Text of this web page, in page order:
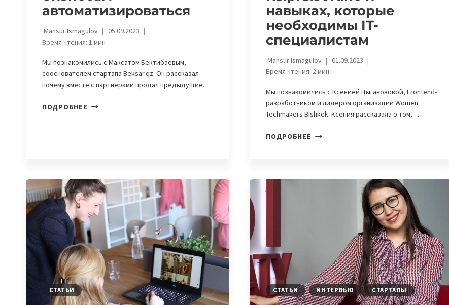
автоматизироваться
Mansur Ismagulov
05.09.2023
Время чтения: 1 мин
Мы познакомились с Максатом Бектибаевым,
сооснователем стартапа Beksar.qz. Он рассказал
почему вместе с партнерами продал предыдущие…
ПОДРОБНЕЕ BEKSAR.QZ
навыках, которые
необходимы IT-
специалистам
Mansur Ismagulov
01.09.2023
Время чтения: 2мин
Мы познакомились с Ксенией Цыганововой, Frontend-
разработчиком и лидером организации Women
Techmakers Bishkek. Ксения рассказала о том,…
ПОДРОБНЕЕ FRONTEND-
ОБРАЗОВАНИИ
КЫРГЫЗСТАНЕ
НЕОБХОДИМЫ
СПЕЦИАЛИСТАМ
СТАТЬИ СТАТЬИ ИНТЕРВЬЮ СТАРТАПЫ